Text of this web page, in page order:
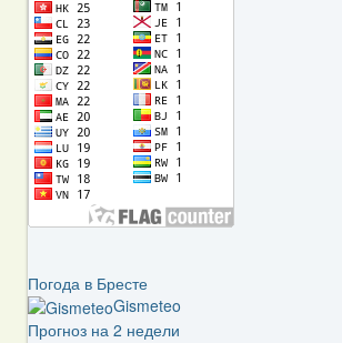
Погода в Бресте
Gismeteo
Прогноз на 2 недели